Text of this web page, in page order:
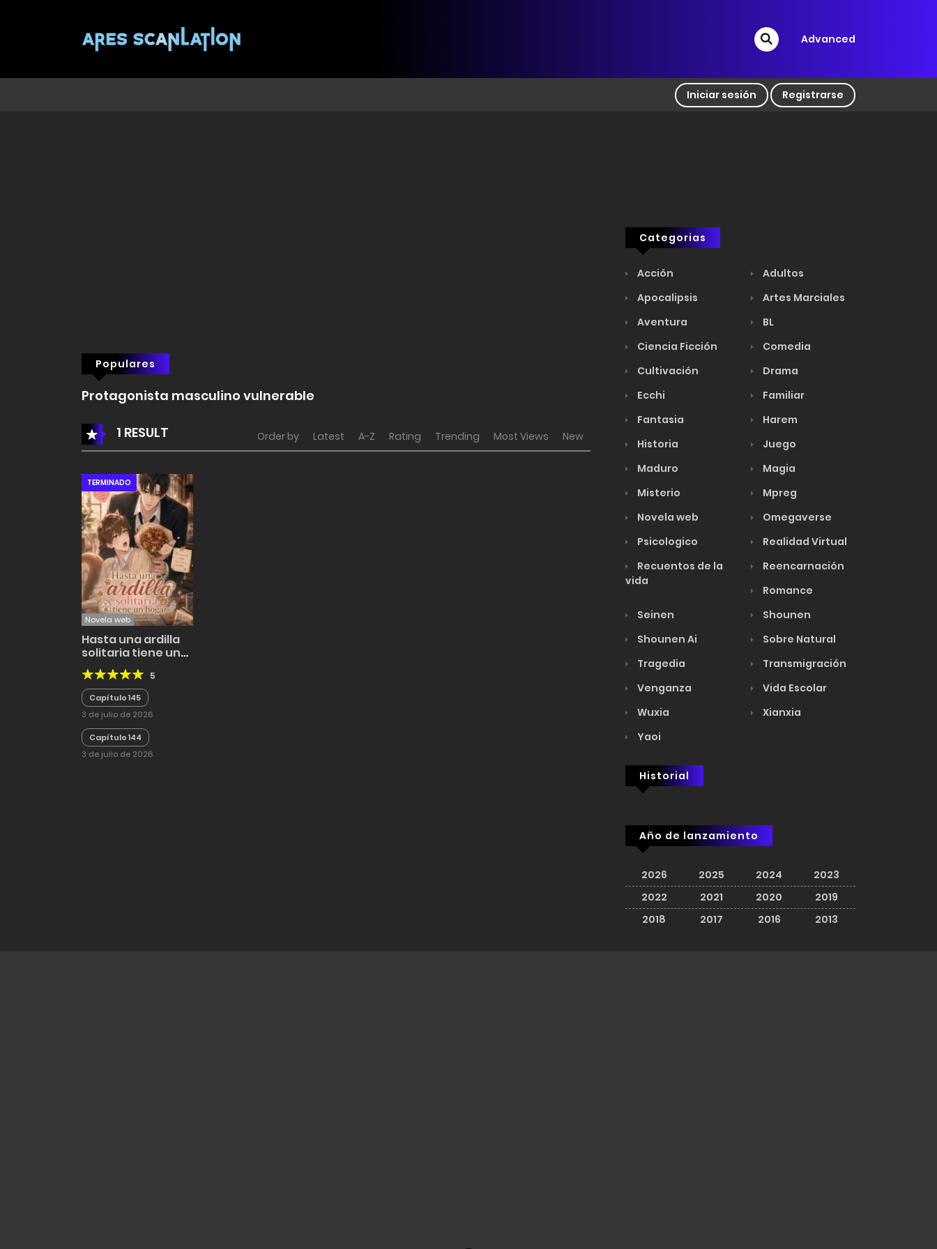
Advanced
Iniciar sesión Registrarse
Populares
Protagonista masculino vulnerable
1 RESULT Order by Latest A-Z Rating Trending Most Views New
TERMINADO
Novela web
Hasta una ardilla
solitaria tiene un
hogar
5
Capítulo 145
3 de julio de 2026
Capítulo 144
3 de julio de 2026
Categorias
Acción
Adultos
Apocalipsis
Artes Marciales
Aventura
BL
Ciencia Ficción
Comedia
Cultivación
Drama
Ecchi
Familiar
Fantasia
Harem
Historia
Juego
Maduro
Magia
Misterio
Mpreg
Novela web
Omegaverse
Psicologico
Realidad Virtual
Recuentos de la
vida
Reencarnación
Romance
Seinen
Shounen
Shounen Ai
Sobre Natural
Tragedia
Transmigración
Venganza
Vida Escolar
Wuxia
Xianxia
Yaoi
Historial
Año de lanzamiento
2026 2025 2024
2023
2022
2021 2020
2019
2018
2017 2016 2013